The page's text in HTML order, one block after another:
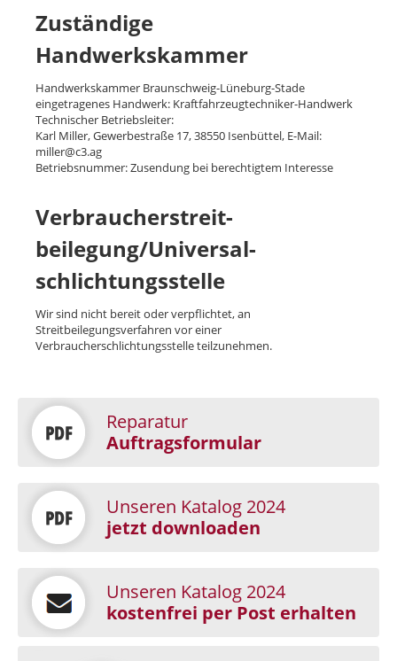
Zuständige
Handwerkskammer
Handwerkskammer Braunschweig-Lüneburg-Stade
eingetragenes Handwerk: Kraftfahrzeugtechniker-Handwerk
Technischer Betriebsleiter:
Karl Miller, Gewerbestraße 17, 38550 Isenbüttel, E-Mail:
miller@c3.ag
Betriebsnummer: Zusendung bei berechtigtem Interesse
Verbraucher­streit­
beilegung/Universal­
schlichtungs­stelle
Wir sind nicht bereit oder verpflichtet, an
Streitbeilegungsverfahren vor einer
Verbraucherschlichtungsstelle teilzunehmen.
Reparatur
Auftragsformular
Unseren Katalog 2024
jetzt downloaden
Unseren Katalog 2024
kostenfrei per Post erhalten